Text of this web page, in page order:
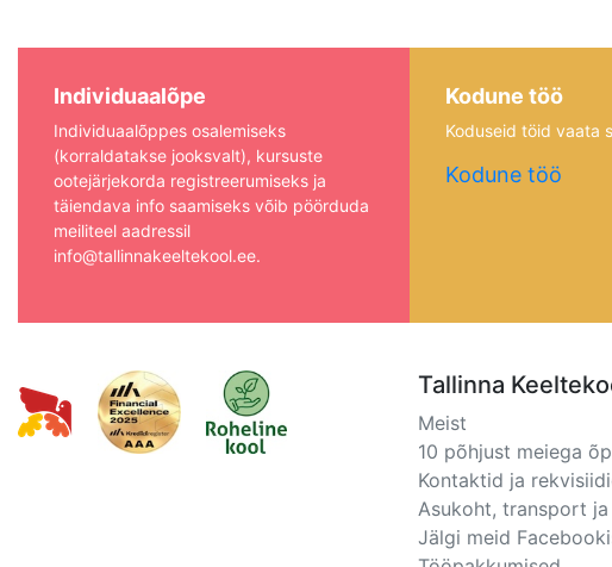
Individuaalõpe
Individuaalõppes osalemiseks
(korraldatakse jooksvalt), kursuste
ootejärjekorda registreerumiseks ja
täiendava info saamiseks võib pöörduda
meiliteel aadressil
info@tallinnakeeltekool.ee.
Kodune töö
Koduseid töid vaata
Kodune töö
Tallinna
Meist
10 põhjust meiega
Kontaktid ja
Asukoht, transport
Jälgi meid